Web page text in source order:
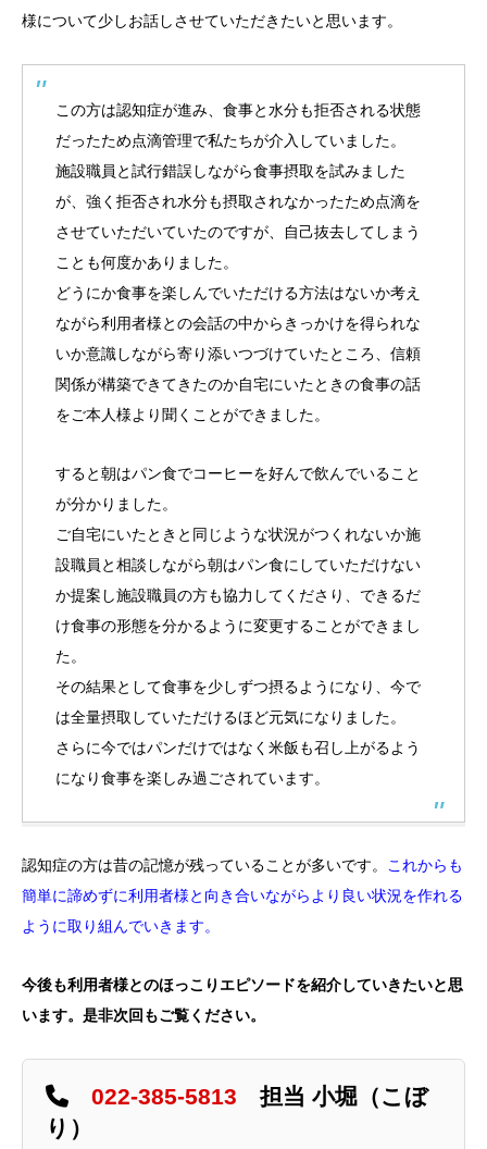
様について少しお話しさせていただきたいと思います。
この方は認知症が進み、食事と水分も拒否される状態
だったため点滴管理で私たちが介入していました。
施設職員と試行錯誤しながら食事摂取を試みました
が、強く拒否され水分も摂取されなかったため点滴を
させていただいていたのですが、自己抜去してしまう
ことも何度かありました。
どうにか食事を楽しんでいただける方法はないか考え
ながら利用者様との会話の中からきっかけを得られな
いか意識しながら寄り添いつづけていたところ、信頼
関係が構築できてきたのか自宅にいたときの食事の話
をご本人様より聞くことができました。
すると朝はパン食でコーヒーを好んで飲んでいること
が分かりました。
ご自宅にいたときと同じような状況がつくれないか施
設職員と相談しながら朝はパン食にしていただけない
か提案し施設職員の方も協力してくださり、できるだ
け食事の形態を分かるように変更することができまし
た。
その結果として食事を少しずつ摂るようになり、今で
は全量摂取していただけるほど元気になりました。
さらに今ではパンだけではなく米飯も召し上がるよう
になり食事を楽しみ過ごされています。
認知症の方は昔の記憶が残っていることが多いです。
これからも
簡単に諦めずに利用者様と向き合いながらより良い状況を作れる
ように取り組んでいきます。
今後も利用者様とのほっこりエピソードを紹介していきたいと思
います。是非次回もご覧ください。
022-385-5813 担当 小堀（こぼ
り）